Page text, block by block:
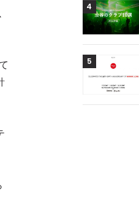
業に参戦すること
めのDJブース
のこだわり
4
5